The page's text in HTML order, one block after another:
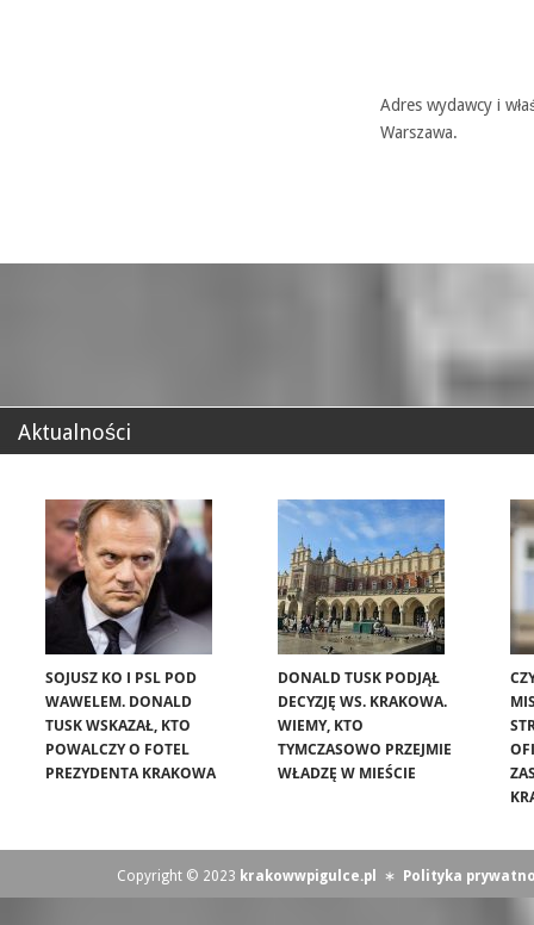
Adres wydawcy i
Warszawa.
Aktualności
SOJUSZ KO I PSL POD
WAWELEM. DONALD
TUSK WSKAZAŁ, KTO
POWALCZY O FOTEL
PREZYDENTA KRAKOWA
DONALD TUSK PODJĄŁ
DECYZJĘ WS. KRAKOWA.
WIEMY, KTO
TYMCZASOWO PRZEJMIE
WŁADZĘ W MIEŚCIE
Copyright © 2023 krakowwpigulce.pl ∗ Polityka